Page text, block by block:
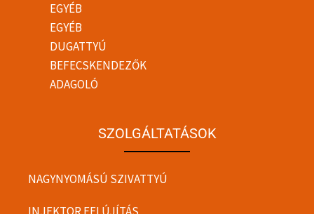
EGYÉB
EGYÉB
DUGATTYÚ
BEFECSKENDEZŐK
ADAGOLÓ
SZOLGÁLTATÁSOK
NAGYNYOMÁSÚ SZIVATTYÚ